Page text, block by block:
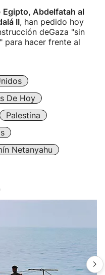
Egipto, Abdelfatah al
II, han pedido hoy
deGaza "sin
para hacer frente al
De Hoy
Palestina
Netanyahu